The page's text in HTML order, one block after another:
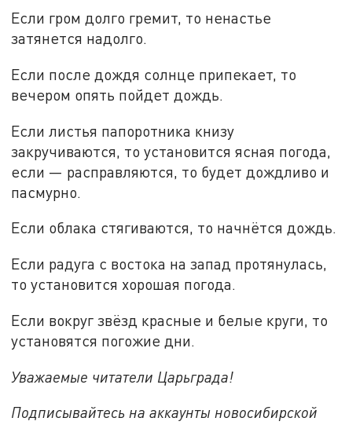
Если гром долго гремит, то ненастье
затянется надолго.
Если после дождя солнце припекает, то
вечером опять пойдет дождь.
Если листья папоротника книзу
закручиваются, то установится ясная погода,
если — расправляются, то будет дождливо и
пасмурно.
Если облака стягиваются, то начнётся дождь.
Если радуга с востока на запад протянулась,
то установится хорошая погода.
Если вокруг звёзд красные и белые круги, то
установятся погожие дни.
Уважаемые читатели Царьграда!
Подписывайтесь на аккаунты новосибирской